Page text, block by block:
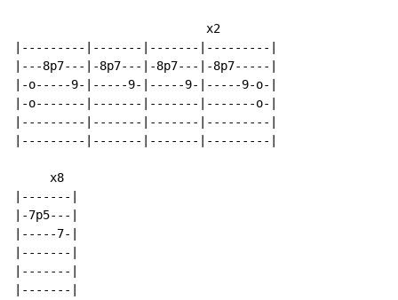
                           x2
|---------|-------|-------|---------|
|---8p7---|-8p7---|-8p7---|-8p7-----|
|-o-----9-|-----9-|-----9-|-----9-o-|
|-o-------|-------|-------|-------o-|
|---------|-------|-------|---------|
|---------|-------|-------|---------|
     x8
|-------|
|-7p5---|
|-----7-|
|-------|
|-------|
|-------|